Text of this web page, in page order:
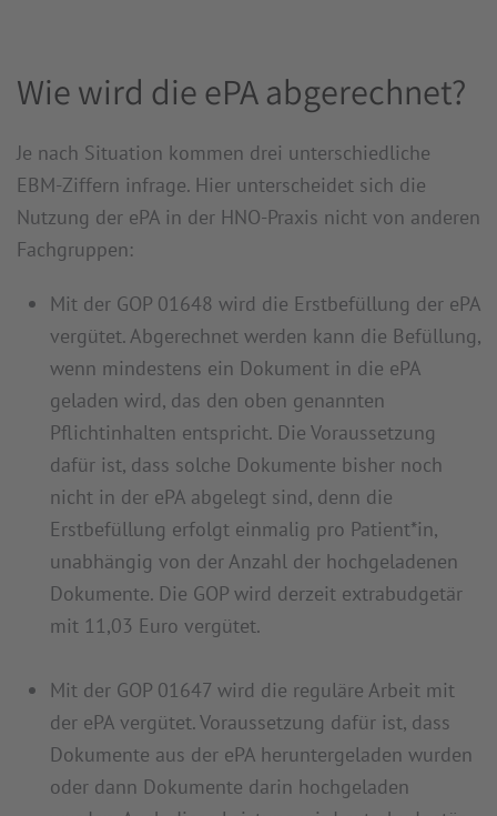
Wie wird die ePA abgerechnet?
Je nach Situation kommen drei unterschiedliche
EBM-Ziffern infrage. Hier unterscheidet sich die
Nutzung der ePA in der HNO-Praxis nicht von anderen
Fachgruppen:
Mit der GOP 01648 wird die Erstbefüllung der ePA
vergütet. Abgerechnet werden kann die Befüllung,
wenn mindestens ein Dokument in die ePA
geladen wird, das den oben genannten
Pflichtinhalten entspricht. Die Voraussetzung
dafür ist, dass solche Dokumente bisher noch
nicht in der ePA abgelegt sind, denn die
Erstbefüllung erfolgt einmalig pro Patient*in,
unabhängig von der Anzahl der hochgeladenen
Dokumente. Die GOP wird derzeit extrabudgetär
mit 11,03 Euro vergütet.
Mit der GOP 01647 wird die reguläre Arbeit mit
der ePA vergütet. Voraussetzung dafür ist, dass
Dokumente aus der ePA heruntergeladen wurden
oder dann Dokumente darin hochgeladen